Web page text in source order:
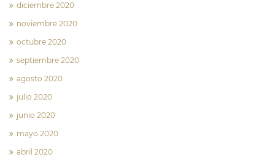
diciembre 2020
noviembre 2020
octubre 2020
septiembre 2020
agosto 2020
julio 2020
junio 2020
mayo 2020
abril 2020